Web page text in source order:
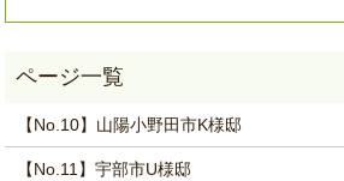
【No.10】山陽小野田市K様邸
【No.11】宇部市U様邸